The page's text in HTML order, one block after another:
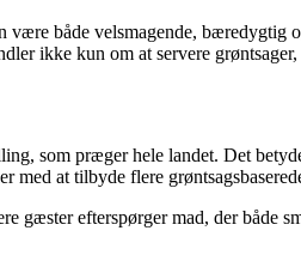
både velsmagende,
ikke kun om at servere
som præger hele landet. Det
at tilbyde flere
gæster efterspørger mad, der både